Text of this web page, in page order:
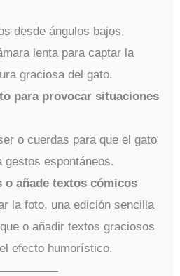
desde ángulos bajos,
lenta para captar la
graciosa del gato.
para provocar situaciones
o cuerdas para que el gato
gestos espontáneos.
añade textos cómicos
la foto, una edición sencilla
o añadir textos graciosos
efecto humorístico.